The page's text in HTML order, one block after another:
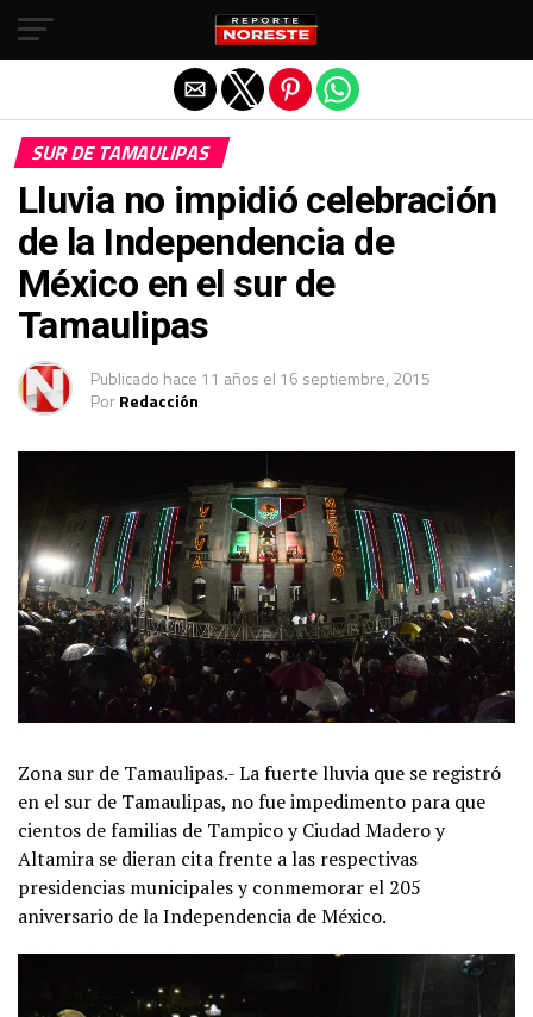
SUR DE TAMAULIPAS
Lluvia no impidió celebración
de la Independencia de
México en el sur de
Tamaulipas
Publicado hace 11 años el 16 septiembre, 2015
PorRedacción
Zona sur de Tamaulipas.- La fuerte lluvia que se registró
en el sur de Tamaulipas, no fue impedimento para que
cientos de familias de Tampico y Ciudad Madero y
Altamira se dieran cita frente a las respectivas
presidencias municipales y conmemorar el 205
aniversario de la Independencia de México.
Salir de la versión móvil